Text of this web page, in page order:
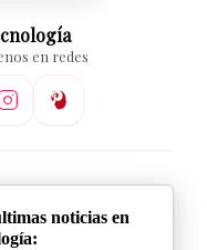
en redes
noticias en